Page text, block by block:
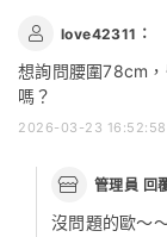
love42311：
想詢問腰圍78cm
嗎？
2026-03-23 16:52:58
管理員 回
沒問題的歐～